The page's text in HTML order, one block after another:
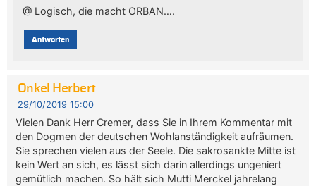
@ Logisch, die macht ORBAN….
Antworten
Onkel Herbert
29/10/2019 15:00
Vielen Dank Herr Cremer, dass Sie in Ihrem Kommentar mit
den Dogmen der deutschen Wohlanständigkeit aufräumen.
Sie sprechen vielen aus der Seele. Die sakrosankte Mitte ist
kein Wert an sich, es lässt sich darin allerdings ungeniert
gemütlich machen. So hält sich Mutti Merckel jahrelang